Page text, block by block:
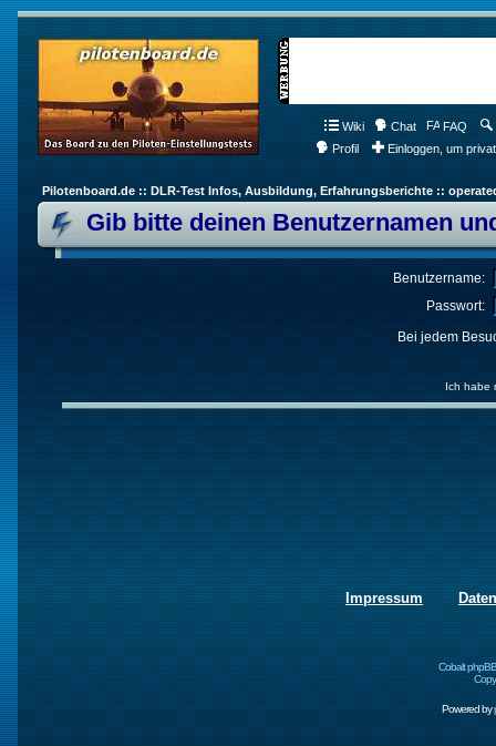
Wiki Chat FAQ
Profil
Einloggen, um
Pilotenboard.de :: DLR-Test Infos, Ausbildung, Erfahrungsberichte ::
Gib bitte deinen Benutzernamen
Benutzername:
Passwort:
Bei jedem
Ich habe
Impressum
Cobalt
Powered by